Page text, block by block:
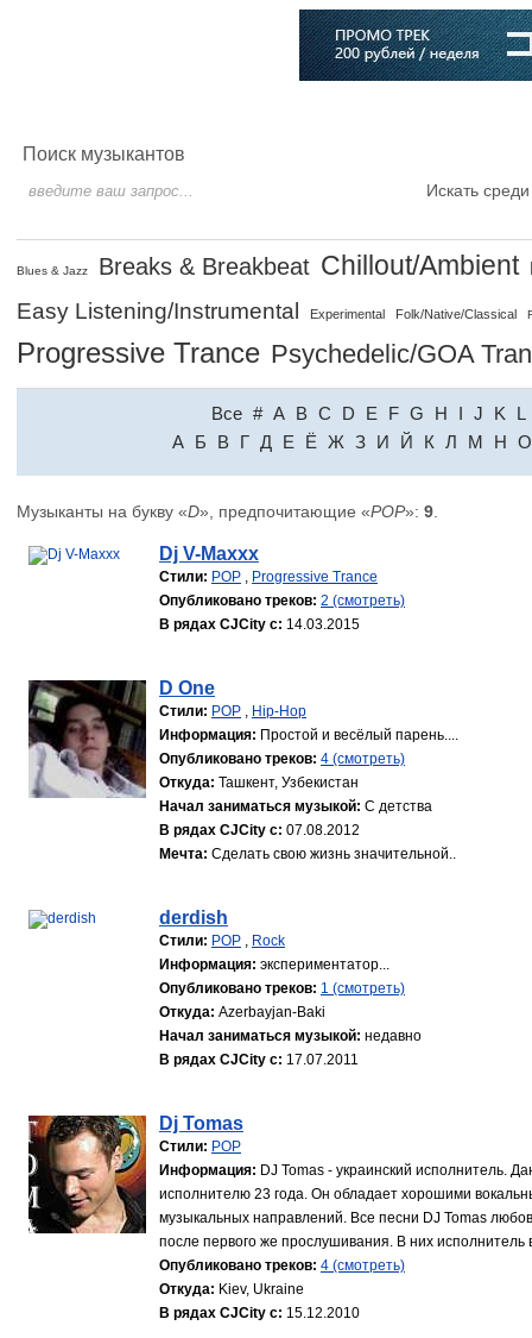
Поиск музыкантов
Искать
Blues & Jazz Breaks & Breakbeat Chillout/Ambient
Easy Listening/Instrumental Experimental Folk/Native/Classical
Progressive Trance Psychedelic/GOA
Все # A B C D E F G H I J K
L
A Б В Г Д Е Ё Ж З И Й К Л М Н О
Музыканты на букву «D», предпочитающие «POP»: 9
Dj V-Maxxx
Стили: POP , Progressive Trance
Опубликовано треков: 2 (смотреть)
В рядах CJCity с: 14.03.2015
D One
Стили: POP , Hip-Hop
Информация: Простой и весёлый парень....
Опубликовано треков: 4 (смотреть)
Откуда: Ташкент, Узбекистан
Начал заниматься музыкой: С детства
В рядах CJCity с: 07.08.2012
Мечта: Сделать свою жизнь значительной..
derdish
Стили: POP , Rock
Информация: экспериментатор...
Опубликовано треков: 1 (смотреть)
Откуда: Azerbayjan-Baki
Начал заниматься музыкой: недавно
В рядах CJCity с: 17.07.2011
Dj Tomas
Стили: POP
Информация: DJ Tomas - украинский исполнитель.
исполнителю 23 года. Он обладает хорошими
музыкальных направлений. Все песни DJ Tomas
после первого же прослушивания. В них
Опубликовано треков: 4 (смотреть)
Откуда: Kiev, Ukraine
В рядах CJCity с: 15.12.2010